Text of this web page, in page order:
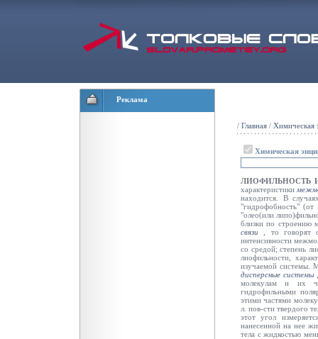
Реклама
/ Главная / Химическая
Химическая
ЛИОФИЛЬНОСТЬ
характеристики
находится. В
"гидрофобность"
"олео(или
близки по строению
связи
то говорят
интенсивности
со средой; степень
лиофильности,
изучаемой системы.
дисперсные системы
молекулам и их
гидрофильными
этими частями
л. пов-сти твердого
этот угол
нанесенной на нее
тела с жидкостью